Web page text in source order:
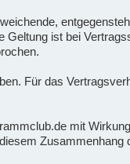
Geltung ist bei
Für das
mit
Zusammenhang